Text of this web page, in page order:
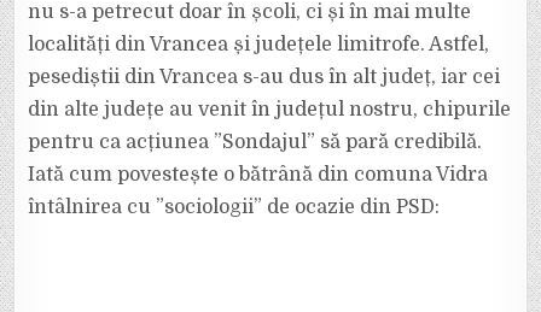
nu s-a petrecut doar în școli, ci și în mai multe
localități din Vrancea și județele limitrofe. Astfel,
pesediștii din Vrancea s-au dus în alt județ, iar cei
din alte județe au venit în județul nostru, chipurile
pentru ca acțiunea ”Sondajul” să pară credibilă.
Iată cum povestește o bătrână din comuna Vidra
întâlnirea cu ”sociologii” de ocazie din PSD: